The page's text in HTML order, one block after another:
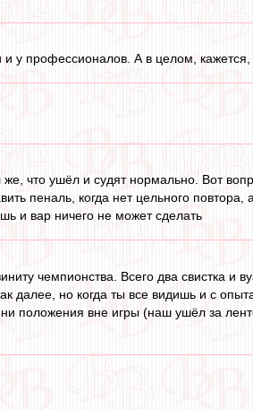
у профессионалов. А в целом,
что ушёл и судят нормально. Вот
пеналь, когда нет цельного
и вар ничего не может сделать
чемпионства. Всего два свистка и
далее, но когда ты все видишь и с
положения вне игры (наш ушёл за